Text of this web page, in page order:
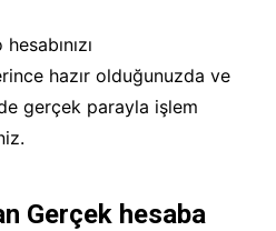
hazır olduğunuzda ve
gerçek parayla işlem
Gerçek hesaba